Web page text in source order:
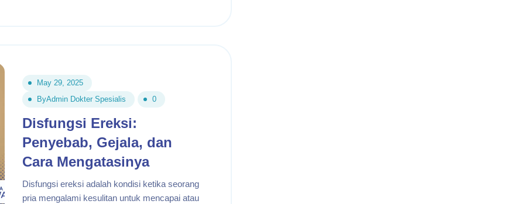
May 29, 2025
ByAdmin Dokter Spesialis 0
Disfungsi Ereksi:
Penyebab, Gejala, dan
Cara Mengatasinya
Disfungsi ereksi adalah kondisi ketika seorang
pria mengalami kesulitan untuk mencapai atau